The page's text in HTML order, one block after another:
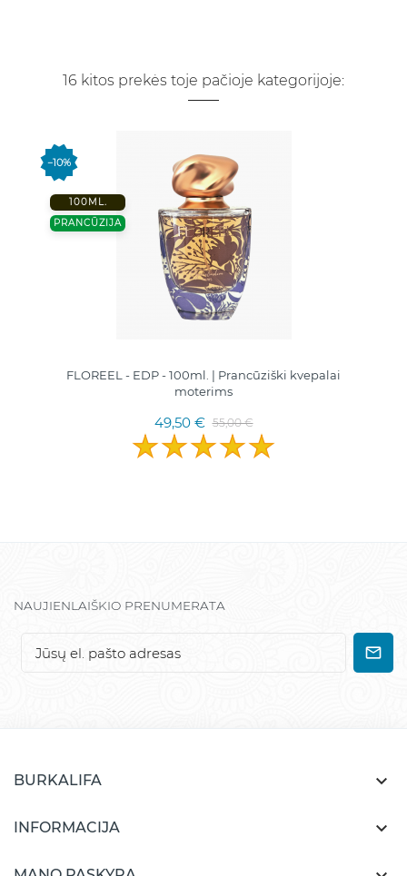
16 kitos prekės toje pačioje kategorijoje:
−10%
100ML.
PRANCŪZIJA
FLOREEL - EDP - 100ml. | Prancūziški kvepalai
moterims
49,50 € 55,00 €
NAUJIENLAIŠKIO PRENUMERATA
BURKALIFA 
INFORMACIJA 